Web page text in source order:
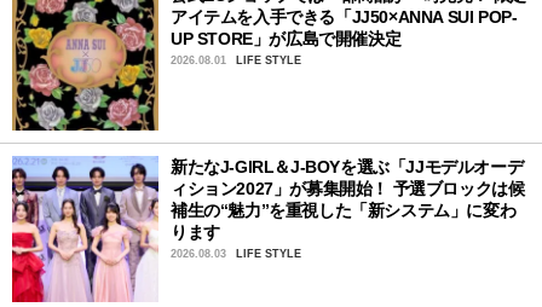
アイテムを入手できる「JJ50×ANNA SUI POP-
UP STORE」が広島で開催決定
2026.08.01 LIFE STYLE
新たなJ-GIRL＆J-BOYを選ぶ「JJモデルオーデ
ィション2027」が募集開始！ 予選ブロックは候
補生の“魅力”を重視した「新システム」に変わ
ります
2026.08.03 LIFE STYLE